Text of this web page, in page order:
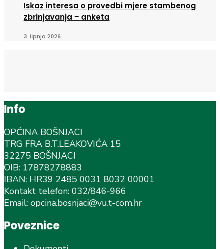
Iskaz interesa o provedbi mjere stambenog
zbrinjavanja – anketa
3. lipnja 2026.
Info
OPĆINA BOŠNJACI
TRG FRA B.T.LEAKOVIĆA 15
32275 BOŠNJACI
OIB: 17878278883
IBAN: HR39 2485 0031 8032 00001
Kontakt telefon: 032/846-966
Email: opcina.bosnjaci@vu.t-com.hr
Poveznice